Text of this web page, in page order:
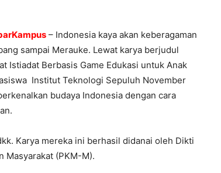
– Indonesia kaya akan keberagaman
sampai Merauke. Lewat karya berjudul
Istiadat Berbasis Game Edukasi untuk Anak
Institut Teknologi Sepuluh November
budaya Indonesia dengan cara
Karya mereka ini berhasil didanai oleh Dikti
Masyarakat (PKM-M).